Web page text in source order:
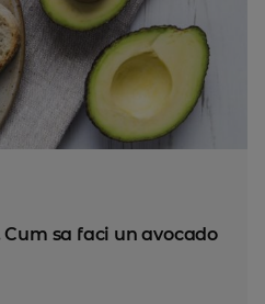
sa faci un avocado